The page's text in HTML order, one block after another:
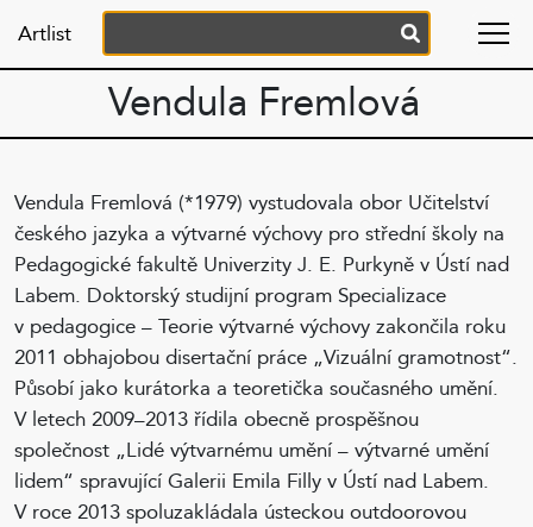
Artlist
Vendula Fremlová
Vendula Fremlová (*1979) vystudovala obor Učitelství
českého jazyka a výtvarné výchovy pro střední školy na
Pedagogické fakultě Univerzity J. E. Purkyně v Ústí nad
Labem. Doktorský studijní program Specializace
v pedagogice – Teorie výtvarné výchovy zakončila roku
2011 obhajobou disertační práce „Vizuální gramotnost“.
Působí jako kurátorka a teoretička současného umění.
V letech 2009–2013 řídila obecně prospěšnou
společnost „Lidé výtvarnému umění – výtvarné umění
lidem“ spravující Galerii Emila Filly v Ústí nad Labem.
V roce 2013 spoluzakládala ústeckou outdoorovou